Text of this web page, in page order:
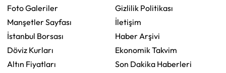
Foto Galeriler
Manşetler Sayfası
İstanbul Borsası
Döviz Kurları
Altın Fiyatları
Gizlilik Politikası
İletişim
Haber Arşivi
Ekonomik Takvim
Son Dakika Haberleri